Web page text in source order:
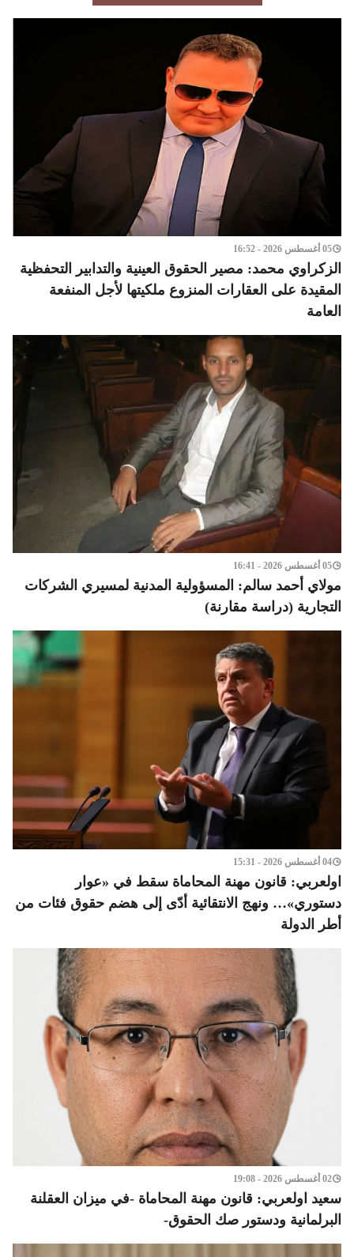
05 أغسطس 2026 - 16:52
الزكراوي محمد: مصير الحقوق العينية والتدابير التحفظية
المقيدة على العقارات المنزوع ملكيتها لأجل المنفعة
العامة
05 أغسطس 2026 - 16:41
مولاي أحمد سالم: المسؤولية المدنية لمسيري الشركات
التجارية (دراسة مقارنة)
04 أغسطس 2026 - 15:31
اولعربي: قانون مهنة المحاماة سقط في «عوار
دستوري»… ونهج الانتقائية أدّى إلى هضم حقوق فئات من
أطر الدولة
02 أغسطس 2026 - 19:08
سعيد اولعربي: قانون مهنة المحاماة -في ميزان العقلنة
البرلمانية ودستور صك الحقوق-